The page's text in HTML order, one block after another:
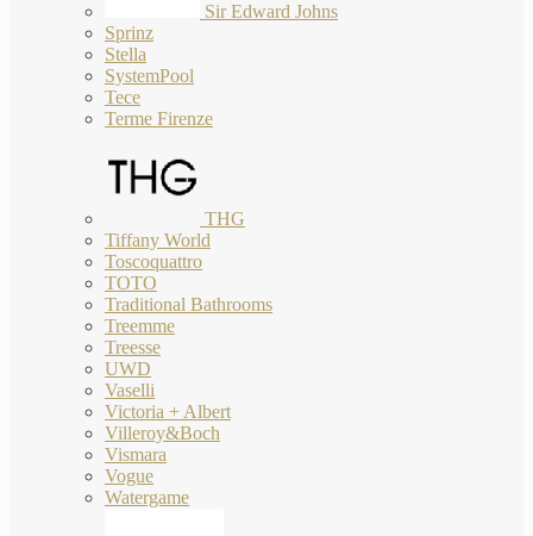
Sir Edward Johns
Sprinz
Stella
SystemPool
Tece
Terme Firenze
THG
Tiffany World
Toscoquattro
TOTO
Traditional Bathrooms
Treemme
Treesse
UWD
Vaselli
Victoria + Albert
Villeroy&Boch
Vismara
Vogue
Watergame